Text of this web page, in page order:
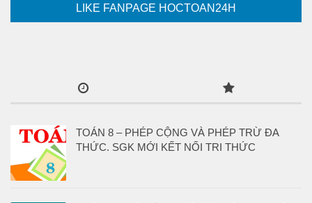
LIKE FANPAGE HOCTOAN24H
TOÁN 8 – PHÉP CỘNG VÀ PHÉP TRỪ ĐA
THỨC. SGK MỚI KẾT NỐI TRI THỨC